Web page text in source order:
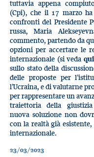
tuttavia appena
(Cpi), che il 17 marzo
confronti del Presidente
russa, Maria
commento, partendo da
opzioni per accertare le
internazionale (si veda qui
sullo stato della
delle proposte per
l’Ucraina, e di valutarne
per rappresentare un
traiettoria della
nuova soluzione non
con la realtà già
internazionale.
23/03/2023